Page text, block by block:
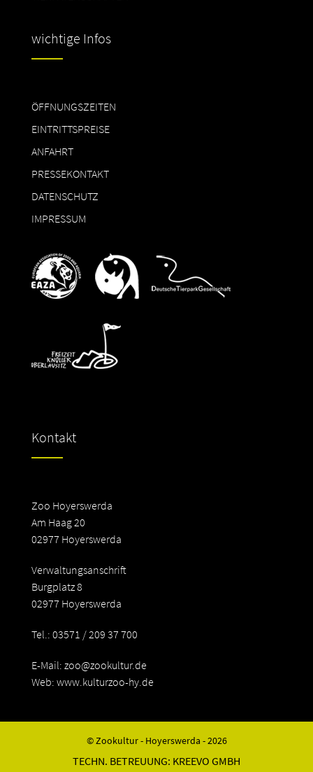
wichtige Infos
ÖFFNUNGSZEITEN
EINTRITTSPREISE
ANFAHRT
PRESSEKONTAKT
DATENSCHUTZ
IMPRESSUM
Kontakt
Zoo Hoyerswerda
Am Haag 20
02977 Hoyerswerda
Verwaltungsanschrift
Burgplatz 8
02977 Hoyerswerda
Tel.: 03571 / 209 37 700
E-Mail: zoo@zookultur.de
Web: www.kulturzoo-hy.de
© Zookultur - Hoyerswerda - 2026
TECHN. BETREUUNG: KREEVO GMBH